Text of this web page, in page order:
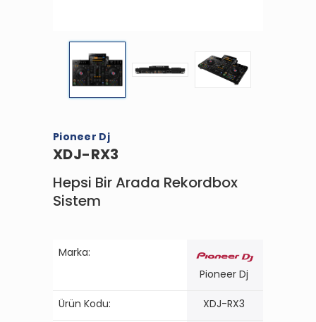
Pioneer Dj
XDJ-RX3
Hepsi Bir Arada Rekordbox
Sistem
Marka:
Pioneer Dj
Ürün Kodu: XDJ-RX3